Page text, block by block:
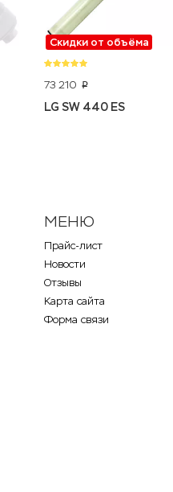
Скидки от объёма
73 210 p
LG SW 440 ES
МЕНЮ
Прайс-лист
Новости
Отзывы
Карта сайта
Форма связи